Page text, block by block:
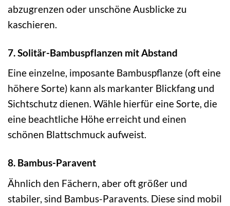
abzugrenzen oder unschöne Ausblicke zu
kaschieren.
7. Solitär-Bambuspflanzen mit Abstand
Eine einzelne, imposante Bambuspflanze (oft eine
höhere Sorte) kann als markanter Blickfang und
Sichtschutz dienen. Wähle hierfür eine Sorte, die
eine beachtliche Höhe erreicht und einen
schönen Blattschmuck aufweist.
8. Bambus-Paravent
Ähnlich den Fächern, aber oft größer und
stabiler, sind Bambus-Paravents. Diese sind mobil